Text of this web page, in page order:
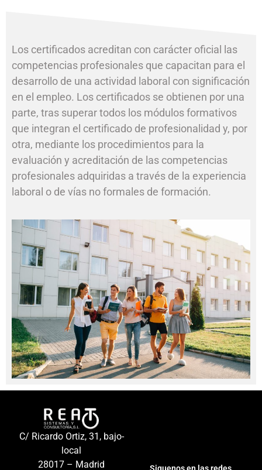
Los certificados acreditan con carácter oficial las
competencias profesionales que capacitan para el
desarrollo de una actividad laboral con significación
en el empleo. Los certificados se obtienen por una
parte, tras superar todos los módulos formativos
que integran el certificado de profesionalidad y, por
otra, mediante los procedimientos para la
evaluación y acreditación de las competencias
profesionales adquiridas a través de la experiencia
laboral o de vías no formales de formación.
C/ Ricardo Ortiz, 31, bajo-
local
28017 – Madrid